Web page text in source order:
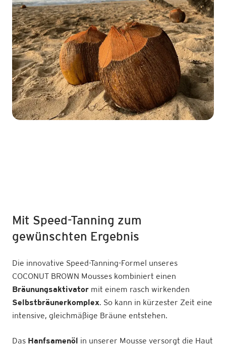
Mit Speed-Tanning zum
gewünschten Ergebnis
Die innovative Speed-Tanning-Formel unseres
COCONUT BROWN Mousses kombiniert einen
Bräunungsaktivator mit einem rasch wirkenden
Selbstbräunerkomplex. So kann in kürzester Zeit eine
intensive, gleichmäßige Bräune entstehen.
Das Hanfsamenöl in unserer Mousse versorgt die Haut